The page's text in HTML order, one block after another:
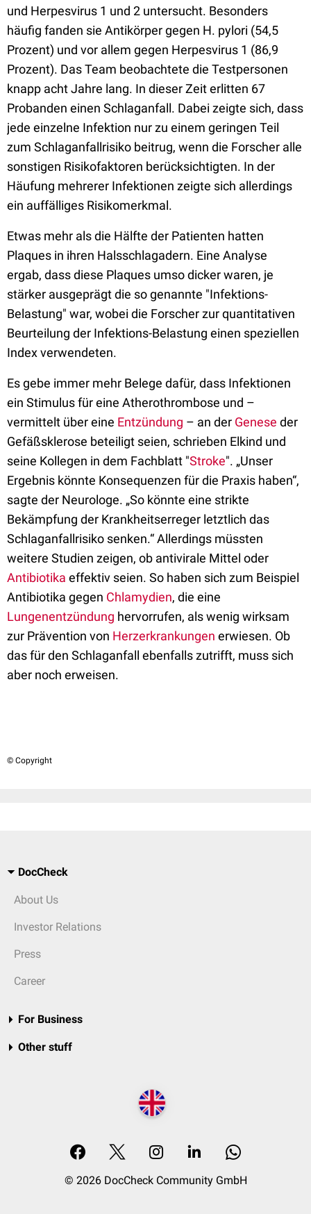
und Herpesvirus 1 und 2 untersucht. Besonders
häufig fanden sie Antikörper gegen H. pylori (54,5
Prozent) und vor allem gegen Herpesvirus 1 (86,9
Prozent). Das Team beobachtete die Testpersonen
knapp acht Jahre lang. In dieser Zeit erlitten 67
Probanden einen Schlaganfall. Dabei zeigte sich, dass
jede einzelne Infektion nur zu einem geringen Teil
zum Schlaganfallrisiko beitrug, wenn die Forscher alle
sonstigen Risikofaktoren berücksichtigten. In der
Häufung mehrerer Infektionen zeigte sich allerdings
ein auffälliges Risikomerkmal.
Etwas mehr als die Hälfte der Patienten hatten
Plaques in ihren Halsschlagadern. Eine Analyse
ergab, dass diese Plaques umso dicker waren, je
stärker ausgeprägt die so genannte "Infektions-
Belastung" war, wobei die Forscher zur quantitativen
Beurteilung der Infektions-Belastung einen speziellen
Index verwendeten.
Es gebe immer mehr Belege dafür, dass Infektionen
ein Stimulus für eine Atherothrombose und –
vermittelt über eine Entzündung – an der Genese der
Gefäßsklerose beteiligt seien, schrieben Elkind und
seine Kollegen in dem Fachblatt "Stroke". „Unser
Ergebnis könnte Konsequenzen für die Praxis haben“,
sagte der Neurologe. „So könnte eine strikte
Bekämpfung der Krankheitserreger letztlich das
Schlaganfallrisiko senken.“ Allerdings müssten
weitere Studien zeigen, ob antivirale Mittel oder
Antibiotika effektiv seien. So haben sich zum Beispiel
Antibiotika gegen Chlamydien, die eine
Lungenentzündung hervorrufen, als wenig wirksam
zur Prävention von Herzerkrankungen erwiesen. Ob
das für den Schlaganfall ebenfalls zutrifft, muss sich
aber noch erweisen.
© Copyright
DocCheck
About Us
Investor Relations
Press
Career
For Business
Other stuff
© 2026 DocCheck Community GmbH